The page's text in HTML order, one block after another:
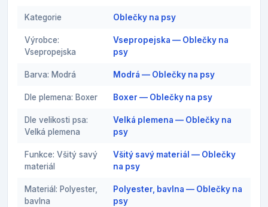
Kategorie Oblečky na psy
Výrobce:
Vsepropejska
Vsepropejska — Oblečky na
psy
Barva: Modrá Modrá — Oblečky na psy
Dle plemena: Boxer Boxer — Oblečky na psy
Dle velikosti psa:
Velká plemena
Velká plemena — Oblečky na
psy
Funkce: Všitý savý
materiál
Všitý savý materiál — Oblečky
na psy
Materiál: Polyester,
bavlna
Polyester, bavlna — Oblečky na
psy